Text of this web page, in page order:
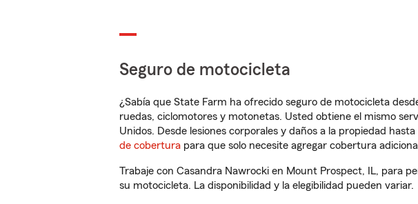
Seguro de motocicleta
¿Sabía que State Farm ha ofrecido seguro de motocicleta
ruedas, ciclomotores y motonetas. Usted obtiene el mismo
Unidos. Desde lesiones corporales y daños a la propiedad
de cobertura para que solo necesite agregar cobertura
Trabaje con Casandra Nawrocki en Mount Prospect, IL, para
su motocicleta. La disponibilidad y la elegibilidad pueden variar.